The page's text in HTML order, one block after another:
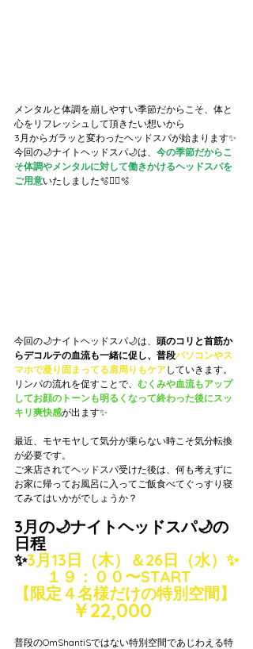
メンタルと体調を崩しやすい季節だからこそ、体と
心をリフレッシュして頂きたい想いから
3月からガラッと変わったヘッドスパが始まります✨
今回の🌙ナイトヘッドスパ🌙は、 今の季節だからこ
そ体調やメンタルに対して働きかけるヘッドスパを
ご用意いたしました🫧🧖‍♀️🫧
今回の🌙ナイトヘッドスパ🌙は、 頭のコリと首筋か
らデコルテの血流も一緒に促し、普段パソコンやス
マホで凝り固まってる肩周りもケアしていきます。
リンパの流れを促すことで、 むくみや血流もアップ
してお顔のトーンも明るくなって終わった後にスッ
キリ爽快感が出ます✨
最近、モヤモヤして気分が乗らない時こそ気分転換
が必要です。
ご来店されてヘッドスパ受けた後は、何も考えずに
お家に帰ってお風呂に入ってご飯食べてぐっすり寝
てみてはいかがでしょうか？
3月の🌙ナイトヘッドスパ🌙の
日程
✨3月13日（木）＆26日（水）✨
１９：００〜START
【限定４名様だけの特別空間】
￥22,000
普段のOmShantiSではない特別空間であじわえる特